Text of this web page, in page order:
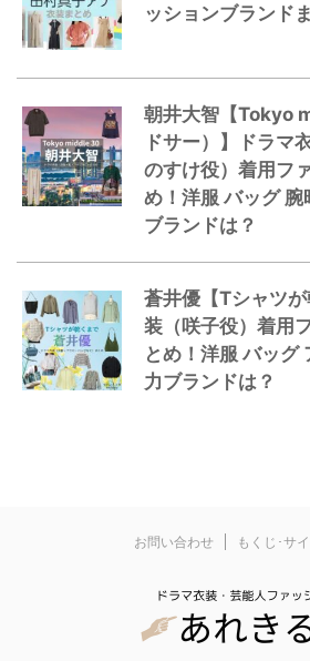
ッションブランド
朝井大智【Tokyo
ドサー）】ドラマ
のすけ役）着用フ
め！洋服 バッグ
ブランドは？
蒼井優【Tシャツ
装（咲子役）着用
とめ！洋服 バッグ
力ブランドは？
お問い合わせ もくじ･サ